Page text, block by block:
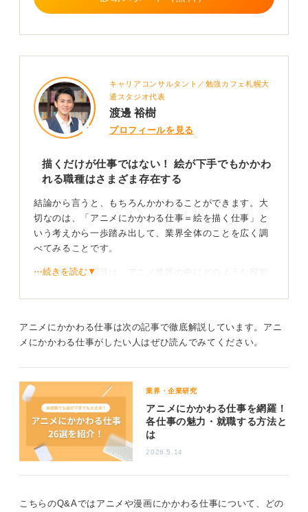
なります。インターンシップやアルバイトで実際の現場
プロジェクトを計画通りに「前に進める力」です。丁寧
なコミュニケーションや正確な記録、物事を順序立てて
進める力を磨けば、絵が苦手でもアニメ業界で十分に活
躍できますよ。
0
キャリアコンサルタント／勉強カフェ札幌大
通スタジオ代表
渡邊 裕樹
プロフィールを見る
描くだけが仕事ではない！ 絵が下手でもかかわ
れる職種はさまざま存在する
結論から言うと、もちろんかかわることができます。大
切なのは、「アニメにかかわる仕事＝絵を描く仕事」と
いう考えから一歩踏み出して、業界全体のことを広く調
べてみることです。
現在の自身の課題は、アニメ業界の中にどのような役割
もしれません。
たとえば、アニメ制作会社にも作品を売るための「営
業」や、会社を支える「事務」といった職種があります
まずは、アニメ業界の中に、絵を描くこと以外にどのよ
うな仕事があるのかを徹底的に調べてみましょう。
「やりがいを持って働くことができるのか？」とい
う点を見極めることが大切
自分の日々の業務がアニメ制作と直接関係なくても本当
⋯続きを読む▼
アニメにかかわる仕事は次の記事で徹底解説しています。アニ
メにかかわる仕事がしたい人はぜひ読んでみてください。
業界・企業研究
アニメにかかわる仕事を網羅！
各仕事の魅力・就職する方法と
は
2026.5.14
こちらのQ&Aではアニメや漫画にかかわる仕事について、どの